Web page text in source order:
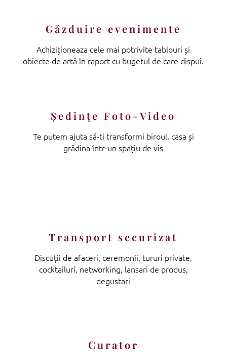
Găzduire evenimente
Achiziționeaza cele mai potrivite tablouri și
obiecte de artă în raport cu bugetul de care dispui.
Şedinţe Foto-Video
Te putem ajuta să-ti transformi biroul, casa și
grădina într-un spațiu de vis
Transport securizat
Discuții de afaceri, ceremonii, tururi private,
cocktailuri, networking, lansari de produs,
degustari
Curator